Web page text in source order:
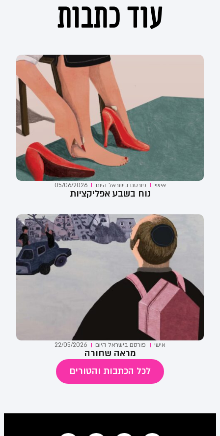
עוד כתבות
אישי פורסם בישראל היום 05/06/2026
נוח בשבע אפליקציות
אישי פורסם בישראל היום 22/05/2026
מראה שחורה
לכל הכתבות והטורים